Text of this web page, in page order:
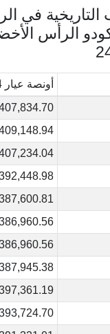
التاريخية في
الرأس
أونصة عيار 24